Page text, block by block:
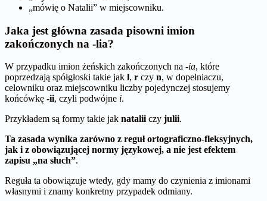
„mówię o Natalii” w miejscowniku.
Jaka jest główna zasada pisowni imion
zakończonych na -lia?
W przypadku imion żeńskich zakończonych na -ia, które
poprzedzają spółgłoski takie jak l, r czy n, w dopełniaczu,
celowniku oraz miejscowniku liczby pojedynczej stosujemy
końcówkę -ii, czyli podwójne i.
Przykładem są formy takie jak natalii czy julii.
Ta zasada wynika zarówno z reguł ortograficzno-fleksyjnych,
jak i z obowiązującej normy językowej, a nie jest efektem
zapisu „na słuch”.
Reguła ta obowiązuje wtedy, gdy mamy do czynienia z imionami
własnymi i znamy konkretny przypadek odmiany.